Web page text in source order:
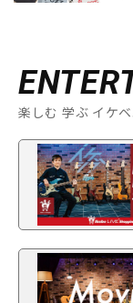
楽しむ 学ぶ イケ